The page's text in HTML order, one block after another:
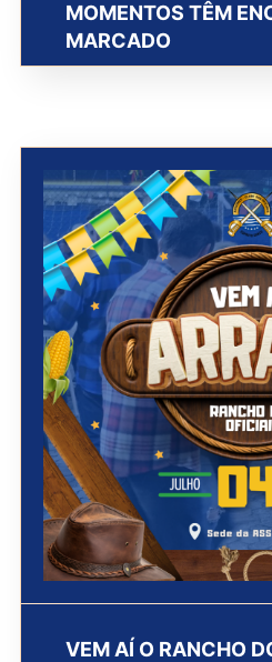
MOMENTOS TÊM
MARCADO
VEM AÍ O RANCHO